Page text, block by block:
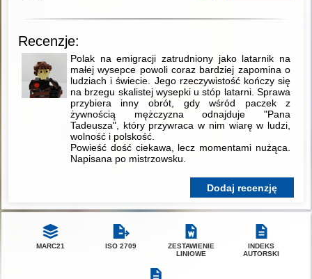
Recenzje:
Polak na emigracji zatrudniony jako latarnik na
małej wysepce powoli coraz bardziej zapomina o
ludziach i świecie. Jego rzeczywistość kończy się
na brzegu skalistej wysepki u stóp latarni. Sprawa
przybiera inny obrót, gdy wśród paczek z
żywnością mężczyzna odnajduje "Pana
Tadeusza", który przywraca w nim wiarę w ludzi,
wolność i polskość.
Powieść dość ciekawa, lecz momentami nużąca.
Napisana po mistrzowsku.
Dodaj recenzję
MARC21 ISO 2709
ZESTAWIENIE
LINIOWE
INDEKS
AUTORSKI